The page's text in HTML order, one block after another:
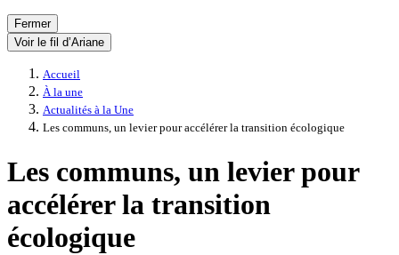
Fermer
Voir le fil d’Ariane
Accueil
À la une
Actualités à la Une
Les communs, un levier pour accélérer la transition écologique
Les communs, un levier pour
accélérer la transition
écologique